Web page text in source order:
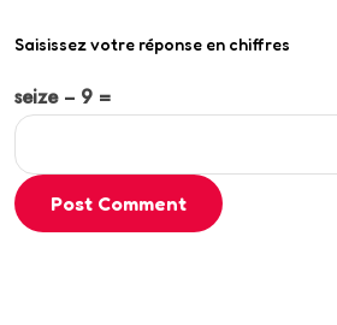
Saisissez votre réponse en chiffres
seize − 9 =
Post Comment